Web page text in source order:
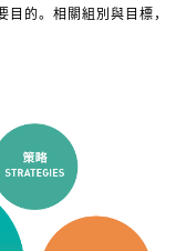
的。相關組別與目標，